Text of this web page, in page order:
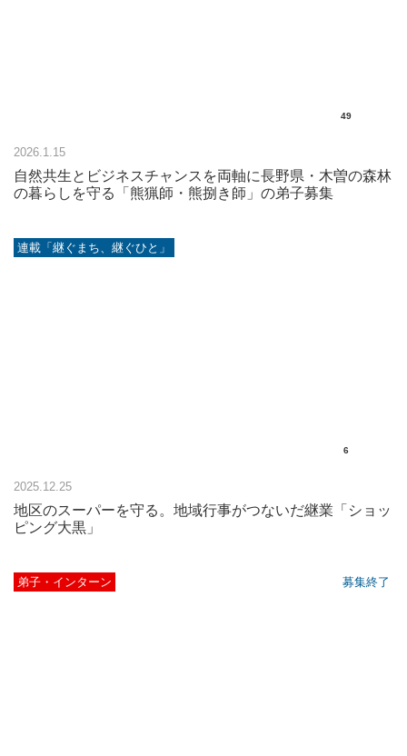
49
2026.1.15
自然共生とビジネスチャンスを両軸に長野県・木曽の森林
の暮らしを守る「熊猟師・熊捌き師」の弟子募集
6
連載「継ぐまち、継ぐひと」
2025.12.25
地区のスーパーを守る。地域行事がつないだ継業「ショッ
ピング大黒」
弟子・インターン 募集終了